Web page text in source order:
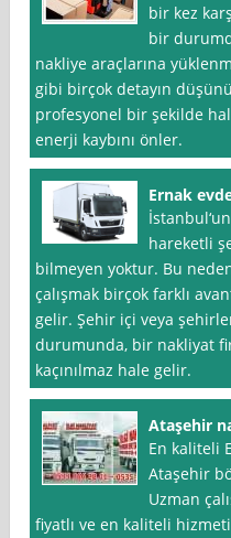
bir kez
bir
nakliye araçlarına
gibi birçok detayın
profesyonel bir şekilde
enerji kaybını önler.
Ernak
hareketli
bilmeyen yoktur. Bu
çalışmak birçok farklı
gelir. Şehir içi veya
durumunda, bir nakliyat
kaçınılmaz hale gelir.
Ataşehir
En kaliteli
Ataşehir
Uzman
fiyatlı ve en kaliteli